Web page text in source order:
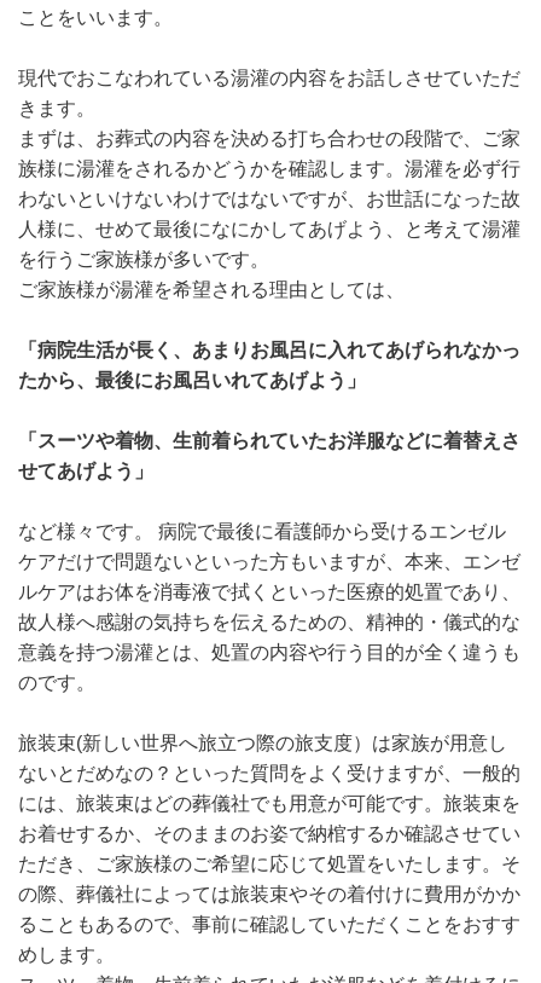
ことをいいます。
現代でおこなわれている湯灌の内容をお話しさせていただ
きます。
まずは、お葬式の内容を決める打ち合わせの段階で、ご家
族様に湯灌をされるかどうかを確認します。湯灌を必ず行
わないといけないわけではないですが、お世話になった故
人様に、せめて最後になにかしてあげよう、と考えて湯灌
を行うご家族様が多いです。
ご家族様が湯灌を希望される理由としては、
「病院生活が長く、あまりお風呂に入れてあげられなかっ
たから、最後にお風呂いれてあげよう」
「スーツや着物、生前着られていたお洋服などに着替えさ
せてあげよう」
など様々です。 病院で最後に看護師から受けるエンゼル
ケアだけで問題ないといった方もいますが、本来、エンゼ
ルケアはお体を消毒液で拭くといった医療的処置であり、
故人様へ感謝の気持ちを伝えるための、精神的・儀式的な
意義を持つ湯灌とは、処置の内容や行う目的が全く違うも
のです。
旅装束(新しい世界へ旅立つ際の旅支度）は家族が用意し
ないとだめなの？といった質問をよく受けますが、一般的
には、旅装束はどの葬儀社でも用意が可能です。旅装束を
お着せするか、そのままのお姿で納棺するか確認させてい
ただき、ご家族様のご希望に応じて処置をいたします。そ
の際、葬儀社によっては旅装束やその着付けに費用がかか
ることもあるので、事前に確認していただくことをおすす
めします。